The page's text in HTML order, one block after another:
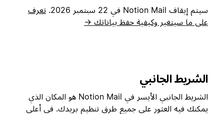
سيتم إيقاف Notion Mail في 22 سبتمبر 2026.
تعرف
على ما سيتغير وكيفية حفظ بياناتك →
الشريط الجانبي
الشريط الجانبي الأيسر في Notion Mail هو المكان الذي
يمكنك فيه العثور على جميع طرق تنظيم بريدك. في أعلى